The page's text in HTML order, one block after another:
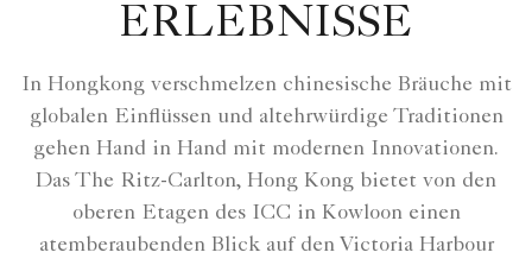
ERLEBNISSE
In Hongkong verschmelzen chinesische Bräuche mit
globalen Einflüssen und altehrwürdige Traditionen
gehen Hand in Hand mit modernen Innovationen.
Das The Ritz-Carlton, Hong Kong bietet von den
oberen Etagen des ICC in Kowloon einen
atemberaubenden Blick auf den Victoria Harbour